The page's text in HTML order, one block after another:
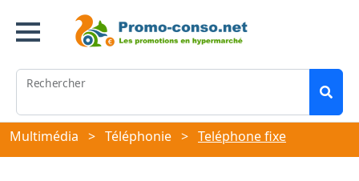
Rechercher
Multimédia > Téléphonie > Teléphone fixe